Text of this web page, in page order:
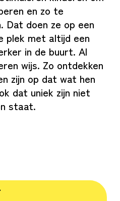
en zo te
Dat doen ze op een
plek met altijd een
in de buurt. Al
wijs. Zo ontdekken
zijn op dat wat hen
dat uniek zijn niet
staat.